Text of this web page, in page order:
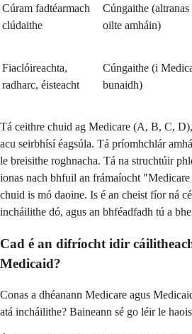
Cúram fadtéarmach
clúdaithe
Cúngaithe (altranas
oilte amháin)
Fiaclóireachta,
radharc, éisteacht
Cúngaithe (i
bunaidh)
Tá ceithre chuid ag Medicare (A, B, C,
acu seirbhísí éagsúla. Tá príomhchlár
le breisithe roghnacha. Tá na struchtúir
ionas nach bhfuil an frámaíocht
chuid is mó daoine. Is é an cheist fíor ná
incháilithe dó, agus an bhféadfadh tú a
Cad é an difríocht idir
Medicaid?
Conas a dhéanann Medicare agus
atá incháilithe? Baineann sé go léir le